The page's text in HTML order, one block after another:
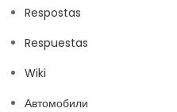
Respostas
Respuestas
Wiki
Автомобили